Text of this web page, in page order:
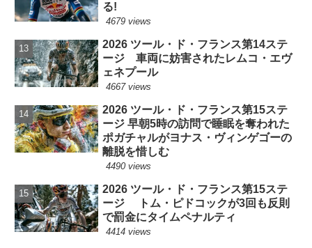
る!
4679 views
2026 ツール・ド・フランス第14ステ
ージ 車両に妨害されたレムコ・エヴ
ェネプール
4667 views
2026 ツール・ド・フランス第15ステ
ージ 早朝5時の訪問で睡眠を奪われた
ポガチャルがヨナス・ヴィンゲゴーの
離脱を惜しむ
4490 views
2026 ツール・ド・フランス第15ステ
ージ トム・ピドコックが3回も反則
で罰金にタイムペナルティ
4414 views